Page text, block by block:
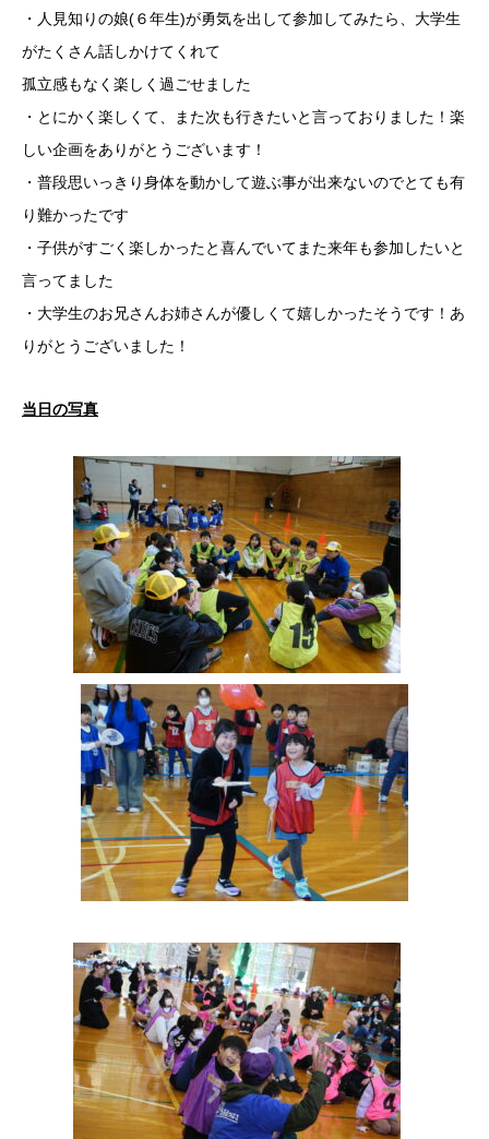
・人見知りの娘(６年生)が勇気を出して参加してみたら、大学生
がたくさん話しかけてくれて
孤立感もなく楽しく過ごせました
・とにかく楽しくて、また次も行きたいと言っておりました！楽
しい企画をありがとうございます！
・普段思いっきり身体を動かして遊ぶ事が出来ないのでとても有
り難かったです
・子供がすごく楽しかったと喜んでいてまた来年も参加したいと
言ってました
・大学生のお兄さんお姉さんが優しくて嬉しかったそうです！あ
りがとうございました！
当日の写真